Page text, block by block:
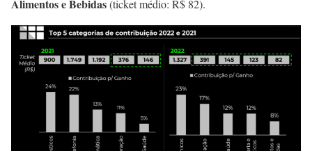
Alimentos e Bebidas(ticket médio: R$ 82).